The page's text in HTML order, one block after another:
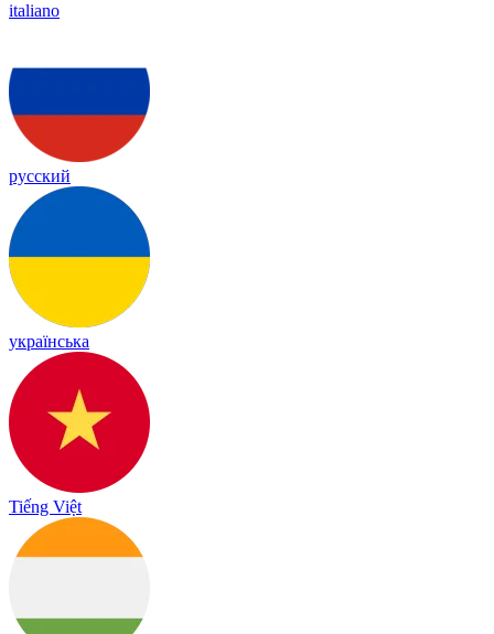
italiano
русский
українська
Tiếng Việt